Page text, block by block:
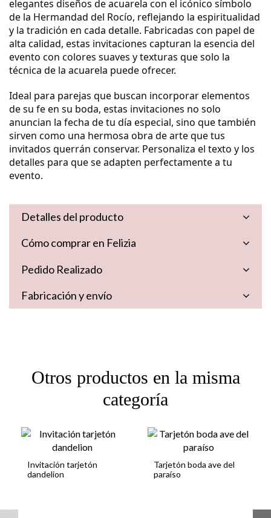
elegantes diseños de acuarela con el icónico símbolo
de la Hermandad del Rocío, reflejando la espiritualidad
y la tradición en cada detalle. Fabricadas con papel de
alta calidad, estas invitaciones capturan la esencia del
evento con colores suaves y texturas que solo la
técnica de la acuarela puede ofrecer.
Ideal para parejas que buscan incorporar elementos
de su fe en su boda, estas invitaciones no solo
anuncian la fecha de tu día especial, sino que también
sirven como una hermosa obra de arte que tus
invitados querrán conservar. Personaliza el texto y los
detalles para que se adapten perfectamente a tu
evento.
Detalles del producto
Cómo comprar en Felizia
Pedido Realizado
Fabricación y envío
Otros productos en la misma
categoría
Invitación tarjetón
dandelion
Tarjetón boda ave del
paraíso